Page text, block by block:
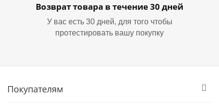
Возврат товара в течение 30 дней
У вас есть 30 дней, для того чтобы
протестировать вашу покупку
Покупателям